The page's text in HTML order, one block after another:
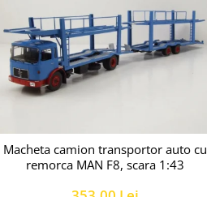
Macheta camion transportor auto cu
remorca MAN F8, scara 1:43